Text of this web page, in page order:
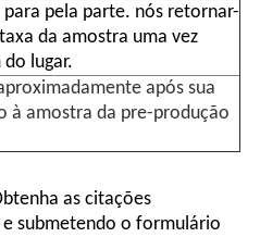
para pela parte. nós retornar-
da amostra uma vez
lugar.
após sua
à amostra da pre-produção
as citações
submetendo o formulário